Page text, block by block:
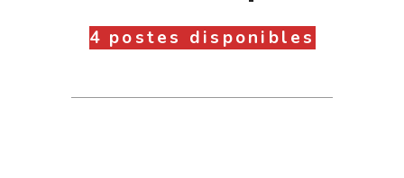
4 postes disponibles